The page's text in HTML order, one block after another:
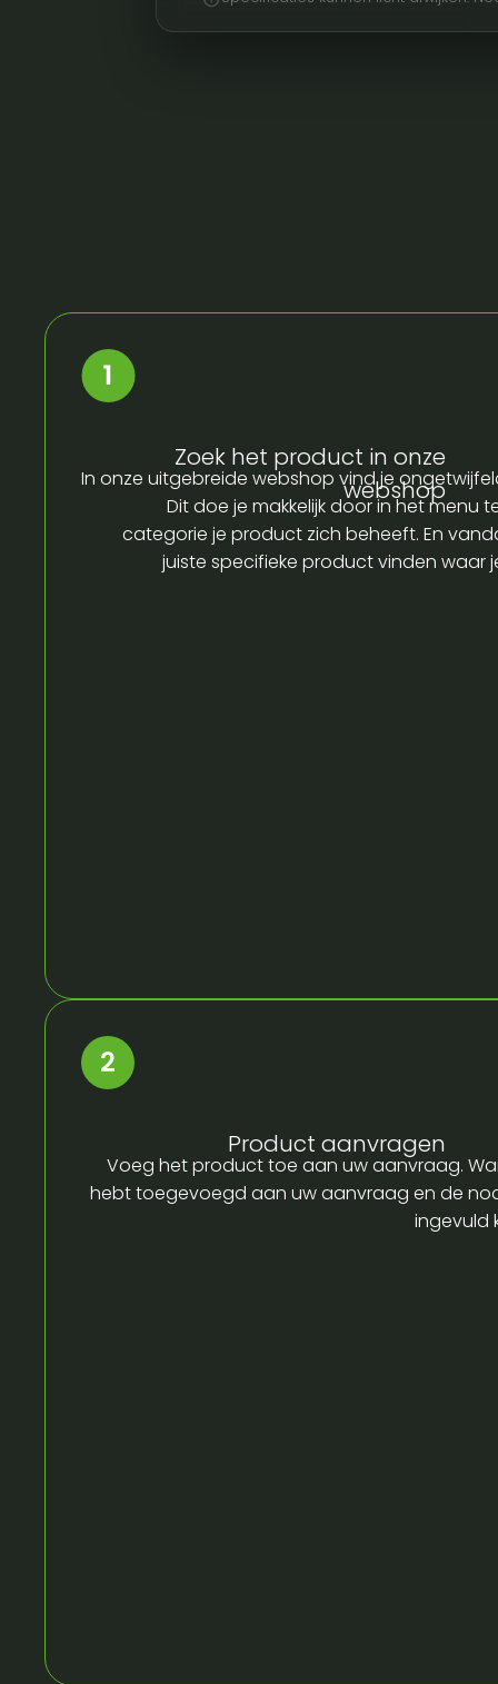
Zoek het product in onze
webshop
In onze uitgebreide webshop vind je
Dit doe je makkelijk door in het menu
categorie je product zich beheeft. En
juiste specifieke product vinden waar
Product aanvragen
Voeg het product toe aan uw aanvraag.
hebt toegevoegd aan uw aanvraag en de
ingevuld